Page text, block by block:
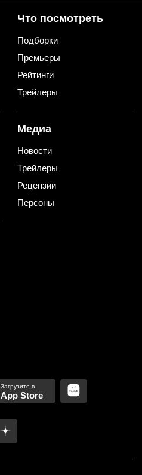
Что посмотреть
Подборки
Премьеры
Рейтинги
Трейлеры
Медиа
Новости
Трейлеры
Рецензии
Персоны
App Store